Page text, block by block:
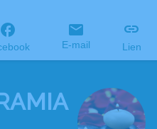
E-mail Lien